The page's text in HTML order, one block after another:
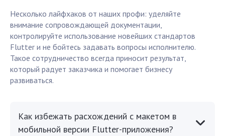
Несколько лайфхаков от наших профи: уделяйте
внимание сопровождающей документации,
контролируйте использование новейших стандартов
Flutter и не бойтесь задавать вопросы исполнителю.
Такое сотрудничество всегда приносит результат,
который радует заказчика и помогает бизнесу
развиваться.
Как избежать расхождений с макетом в
мобильной версии Flutter-приложения?